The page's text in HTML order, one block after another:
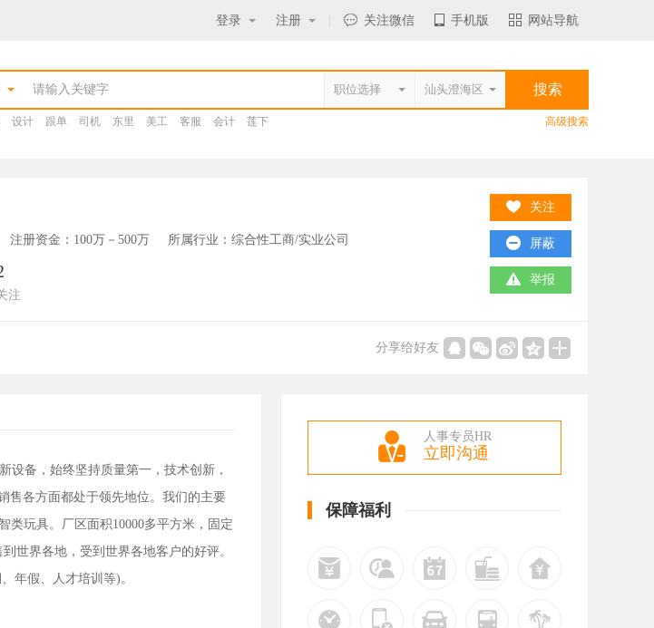
登录 注册 关注微信 手机版 网站导航
设计 跟单 司机 东里 美工 客服 会计 莲下 高级搜索
注册资金：100万－500万 所属行业：综合性工商/实业公司
注
关注
屏蔽
举报
分享给好友
设备，始终坚持质量第一，技术创新，
售各方面都处于领先地位。我们的主要
类玩具。厂区面积10000多平方米，固定
世界各地，受到世界各地客户的好评。
年假、人才培训等)。
人事专员HR
立即沟通
保障福利